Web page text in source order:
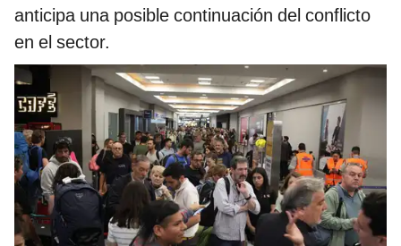
anticipa una posible continuación del conflicto
en el sector.